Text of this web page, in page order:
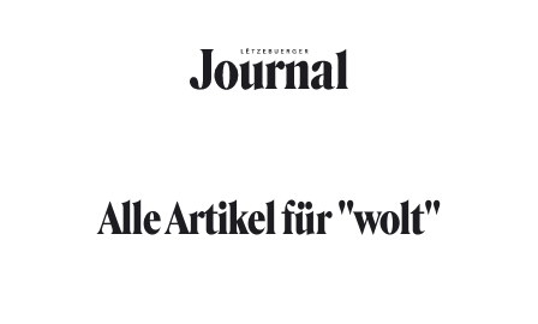
Alle Artikel für "wolt"